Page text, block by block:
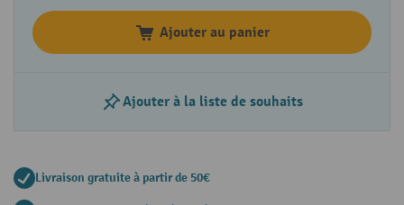
Ajouter au panier
Ajouter à la liste de souhaits
Livraison gratuite à partir de 50€